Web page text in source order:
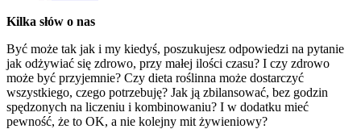
Kilka słów o nas
Być może tak jak i my kiedyś, poszukujesz odpowiedzi na pytanie
jak odżywiać się zdrowo, przy małej ilości czasu? I czy zdrowo
może być przyjemnie? Czy dieta roślinna może dostarczyć
wszystkiego, czego potrzebuję? Jak ją zbilansować, bez godzin
spędzonych na liczeniu i kombinowaniu? I w dodatku mieć
pewność, że to OK, a nie kolejny mit żywieniowy?